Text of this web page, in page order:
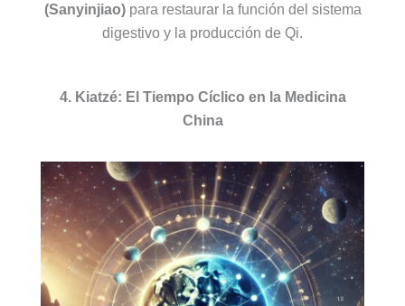
(Sanyinjiao)para restaurar la función del sistema
digestivo y la producción de Qi.
4. Kiatzé: El Tiempo Cíclico en la Medicina
China